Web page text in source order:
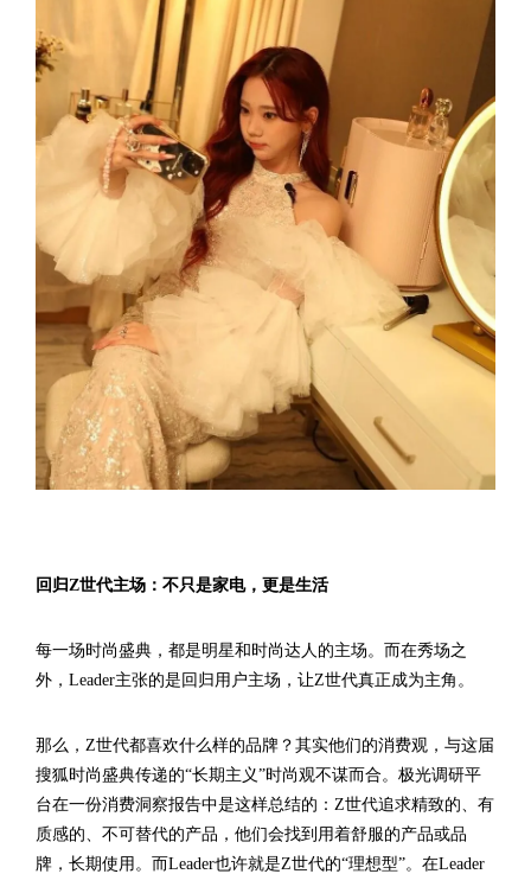
回归Z世代主场：不只是家电，更是生活
每一场时尚盛典，都是明星和时尚达人的主场。而在秀场之
外，Leader主张的是回归用户主场，让Z世代真正成为主角。
那么，Z世代都喜欢什么样的品牌？其实他们的消费观，与这届
搜狐时尚盛典传递的“长期主义”时尚观不谋而合。极光调研平
台在一份消费洞察报告中是这样总结的：Z世代追求精致的、有
质感的、不可替代的产品，他们会找到用着舒服的产品或品
牌，长期使用。而Leader也许就是Z世代的“理想型”。在Leader